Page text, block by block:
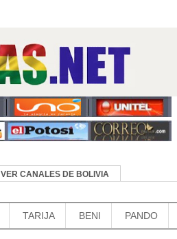
VER CANALES DE BOLIVIA
TARIJA BENI PANDO